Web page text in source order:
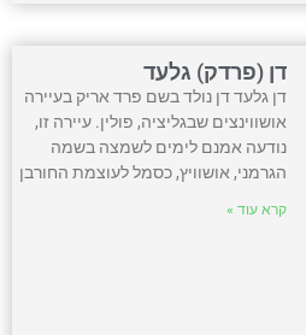
דן (פרדק) גלעד
דן גלעד דן נולד בשם פרד אריק בעיירה
אושווינצים שבגליציה, פולין. עיירה זו,
נודעה אמנם לימים לשמצה בשמה
הגרמני, אושוויץ, כסמל לעוצמת החורבן
קרא עוד »